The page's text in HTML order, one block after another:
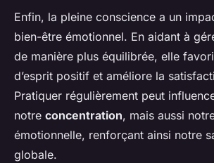
Enfin, la pleine conscience a un
bien-être émotionnel. En aidant à
de manière plus équilibrée, elle
d’esprit positif et améliore la
Pratiquer régulièrement peut
notre concentration, mais aussi
émotionnelle, renforçant ainsi notre
globale.